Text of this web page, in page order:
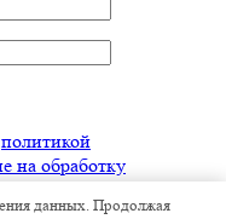
политикой
на обработку
данных. Продолжая